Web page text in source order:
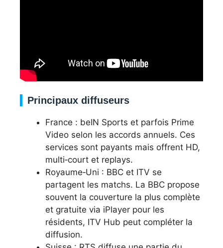
Principaux diffuseurs
France : beIN Sports et parfois Prime
Video selon les accords annuels. Ces
services sont payants mais offrent HD,
multi‑court et replays.
Royaume‑Uni : BBC et ITV se
partagent les matchs. La BBC propose
souvent la couverture la plus complète
et gratuite via iPlayer pour les
résidents, ITV Hub peut compléter la
diffusion.